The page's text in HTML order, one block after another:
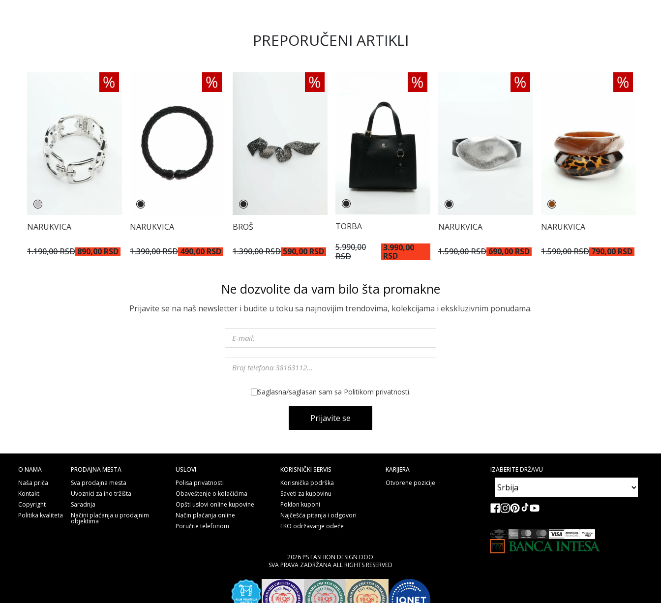
PREPORUČENI ARTIKLI
NARUKVICA
1.190,00 RSD 890,00 RSD
NARUKVICA
1.390,00 RSD 490,00 RSD
BROŠ
1.390,00 RSD 590,00 RSD
TORBA
5.990,00
RSD
3.990,00
RSD
NARUKVICA
1.590,00 RSD 690,00 RSD
NARUKVICA
1.590,00 RSD 790,00 RSD
Ne dozvolite da vam bilo šta promakne
Prijavite se na naš newsletter i budite u toku sa najnovijim trendovima, kolekcijama i ekskluzivnim ponudama.
Saglasna/saglasan sam sa Politikom privatnosti.
Prijavite se
O NAMA
Naša priča
Kontakt
Copyright
Politika kvaliteta
PRODAJNA MESTA
Sva prodajna mesta
Uvoznici za ino tržišta
Saradnja
Načini plaćanja u prodajnim
objektima
USLOVI
Polisa privatnosti
Obaveštenje o kolačićima
Opšti uslovi online kupovine
Način plaćanja online
Poručite telefonom
KORISNIČKI SERVIS
Korisnička podrška
Saveti za kupovinu
Poklon kuponi
Najčešća pitanja i odgovori
EKO održavanje odeće
KARIJERA
Otvorene pozicije
IZABERITE DRŽAVU
2026 PS FASHION DESIGN DOO
SVA PRAVA ZADRŽANA ALL RIGHTS RESERVED